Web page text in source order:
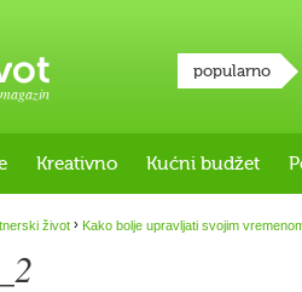
popularno
Kreativno Kućni budžet
život › Kako bolje upravljati svojim